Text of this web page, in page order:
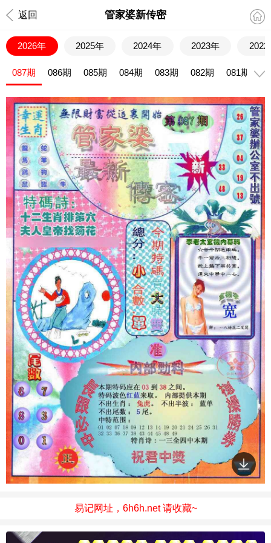
返回 管家婆新传密
2026年 2025年 2024年 2023年 2022
087期 086期 085期 084期 083期 082期 081期
易记网址，6h6h.net 请收藏~